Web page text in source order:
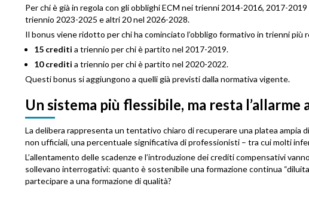
Per chi è già in regola con gli obblighi ECM nei trienni 2014-2016, 2017-
triennio 2023-2025 e altri 20 nel 2026-2028.
Il bonus viene ridotto per chi ha cominciato l’obbligo formativo in trienni più
15 crediti a triennio per chi è partito nel 2017-2019.
10 crediti a triennio per chi è partito nel 2020-2022.
Questi bonus si aggiungono a quelli già previsti dalla normativa vigente.
Un sistema più flessibile, ma resta l’allarme
La delibera rappresenta un tentativo chiaro di recuperare una platea
non ufficiali, una percentuale significativa di professionisti – tra cui molti
L’allentamento delle scadenze e l’introduzione dei crediti compensativi
sollevano interrogativi: quanto è sostenibile una formazione continua
partecipare a una formazione di qualità?